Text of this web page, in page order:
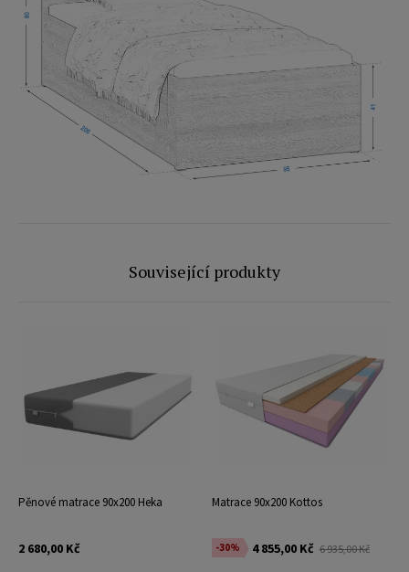
Související produkty
Pěnové matrace 90x200 Heka
2 680,00 Kč
Matrace 90x200 Kottos
-30% 4 855,00 Kč 6 935,00 Kč